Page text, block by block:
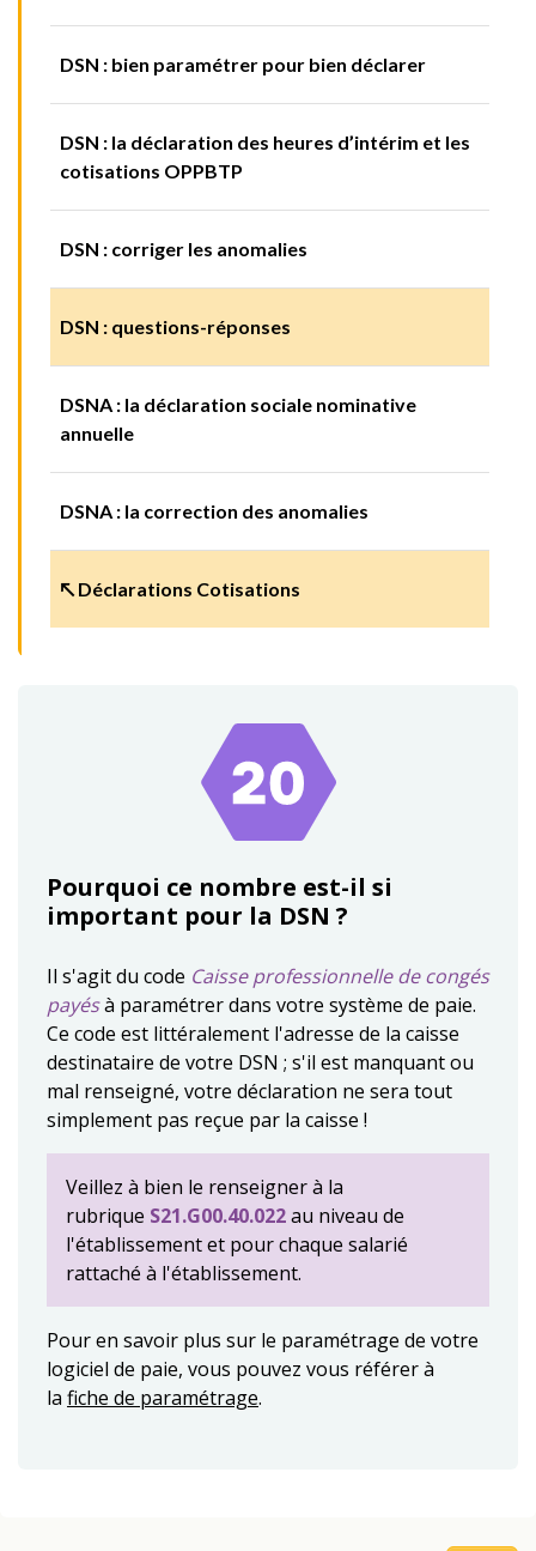
DSN : bien paramétrer pour bien déclarer
DSN : la déclaration des heures d’intérim et les
cotisations OPPBTP
DSN : corriger les anomalies
DSN : questions-réponses
DSNA : la déclaration sociale nominative
annuelle
DSNA : la correction des anomalies
↖ Déclarations Cotisations
Pourquoi ce nombre est-il si
important pour la DSN ?
Il s'agit du code Caisse professionnelle de congés
payésà paramétrer dans votre système de paie.
Ce code est littéralement l'adresse de la caisse
destinataire de votre DSN ; s'il est manquant ou
mal renseigné, votre déclaration ne sera tout
simplement pas reçue par la caisse !
Veillez à bien le renseigner à la
rubrique S21.G00.40.022au niveau de
l'établissement et pour chaque salarié
rattaché à l'établissement.
Pour en savoir plus sur le paramétrage de votre
logiciel de paie, vous pouvez vous référer à
la fiche de paramétrage.